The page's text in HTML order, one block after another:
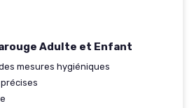
Adulte et Enfant
mesures hygiéniques